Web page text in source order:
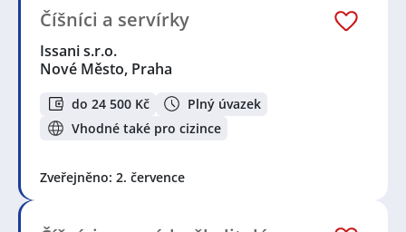
Číšníci a servírky
Issani s.r.o.
Nové Město, Praha
do 24 500 Kč
Plný úvazek
Vhodné také pro cizince
Zveřejněno: 2. července